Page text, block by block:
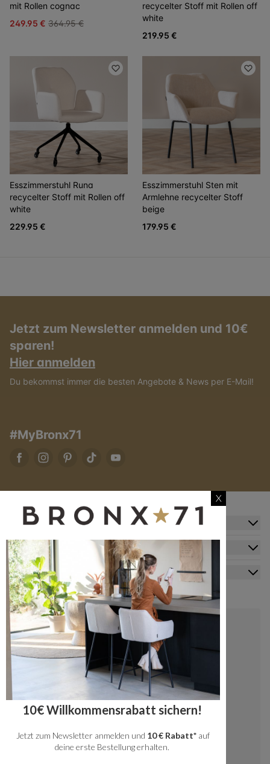
mit Rollen cognac
249.95 € 364.95 €
recycelter Stoff mit Rollen off
white
219.95 €
Esszimmerstuhl Runa
recycelter Stoff mit Rollen off
white
229.95 €
Esszimmerstuhl Sten mit
Armlehne recycelter Stoff
beige
179.95 €
Jetzt zum Newsletter anmelden und 10€
sparen!
Hier anmelden
Du bekommst immer die besten Angebote & News per E-Mail!
#MyBronx71
Zusatzinformation
Kundendienst
Mein Konto
Kontakt
+49 20341512060
kundenservice@bronx71.com
Wir reagieren werktags innerhalb von 48
Stunden auf deine Fragen.
Instagram
X
10€ Willkommensrabatt sichern!
Jetzt zum Newsletter anmelden und 10 € Rabatt* auf
deine erste Bestellung erhalten.